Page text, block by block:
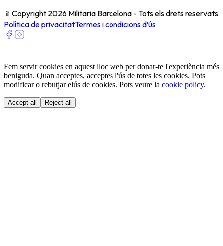
﹫ Copyright 2026 Militaria Barcelona - Tots els drets reservats
Política de privacitatTermes i condicions d’ús
Fem servir cookies en aquest lloc web per donar-te l'experiència més
beniguda. Quan acceptes, acceptes l'ús de totes les cookies. Pots
modificar o rebutjar elús de cookies. Pots veure la cookie policy.
Accept all Reject all